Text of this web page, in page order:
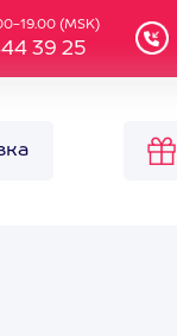
19.00 (MSK)
39 25